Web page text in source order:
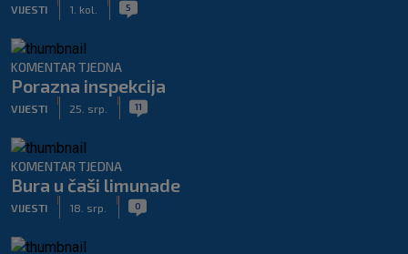
VIJESTI 1. kol. 5
KOMENTAR TJEDNA
Porazna inspekcija
VIJESTI 25. srp. 11
KOMENTAR TJEDNA
Bura u čaši limunade
VIJESTI 18. srp. 0